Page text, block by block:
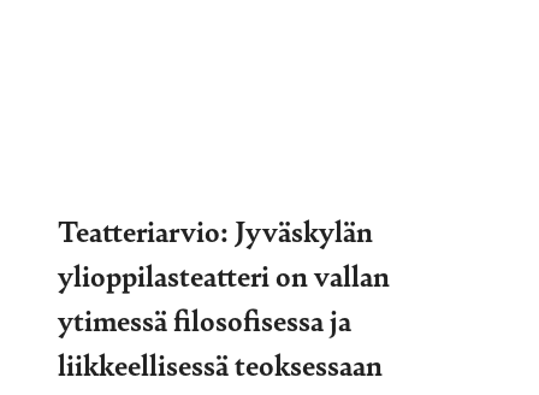
Teatteriarvio: Jyväskylän
ylioppilasteatteri on vallan
ytimessä filosofisessa ja
liikkeellisessä teoksessaan